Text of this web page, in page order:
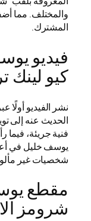
والمختلف. مما
المشترك.
فيديو
كيو لينك
نشر الفيديو
الحديث عنه إلى
فنية جريئة، فيما
يوسف خليل في
شخصيات غير
مقطع
شرومز